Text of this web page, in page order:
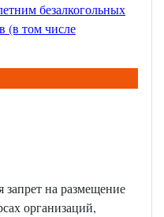
безалкогольных
(в том числе
запрет на размещение
организаций,